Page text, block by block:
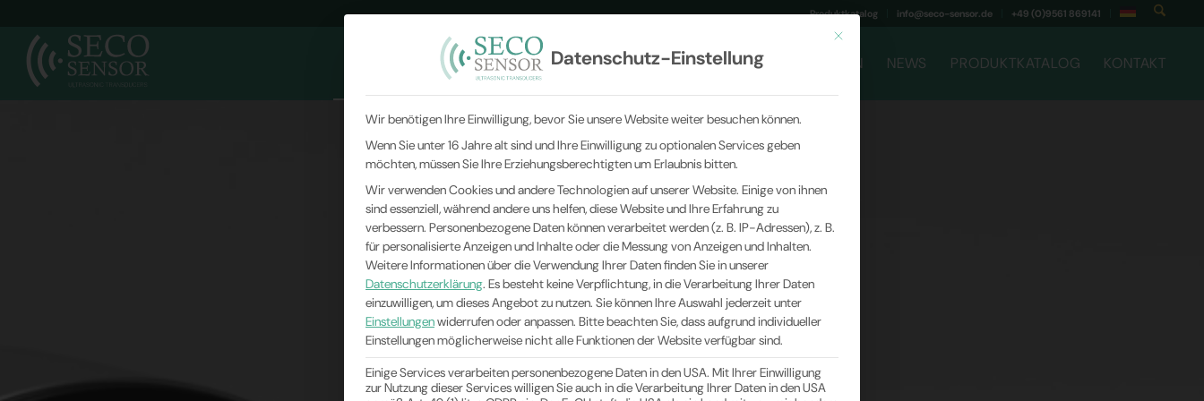
Produktkatalog info@seco-sensor.de +49 (0)9561 869141
ULTRASCHALLWANDLER BRANCHEN MESSPRINZIPIEN UNTERNEHMEN NEWS PRODUKTKATALOG KONTAKT
Mit diesem Button wird der Dialog geschlossen. Seine Funktionalität ist
Datenschutz-Einstellung
Wir benötigen Ihre Einwilligung, bevor Sie unsere Website weiter besuchen können.
Wenn Sie unter 16 Jahre alt sind und Ihre Einwilligung zu optionalen Services geben
möchten, müssen Sie Ihre Erziehungsberechtigten um Erlaubnis bitten.
Wir verwenden Cookies und andere Technologien auf unserer Website. Einige von ihnen
sind essenziell, während andere uns helfen, diese Website und Ihre Erfahrung zu
verbessern. Personenbezogene Daten können verarbeitet werden (z. B. IP-Adressen), z. B.
für personalisierte Anzeigen und Inhalte oder die Messung von Anzeigen und Inhalten.
Weitere Informationen über die Verwendung Ihrer Daten finden Sie in unserer
Datenschutzerklärung. Es besteht keine Verpflichtung, in die Verarbeitung Ihrer Daten
einzuwilligen, um dieses Angebot zu nutzen. Sie können Ihre Auswahl jederzeit unter
Einstellungenwiderrufen oder anpassen. Bitte beachten Sie, dass aufgrund individueller
Einstellungen möglicherweise nicht alle Funktionen der Website verfügbar sind.
Einige Services verarbeiten personenbezogene Daten in den USA. Mit Ihrer Einwilligung
zur Nutzung dieser Services willigen Sie auch in die Verarbeitung Ihrer Daten in den USA